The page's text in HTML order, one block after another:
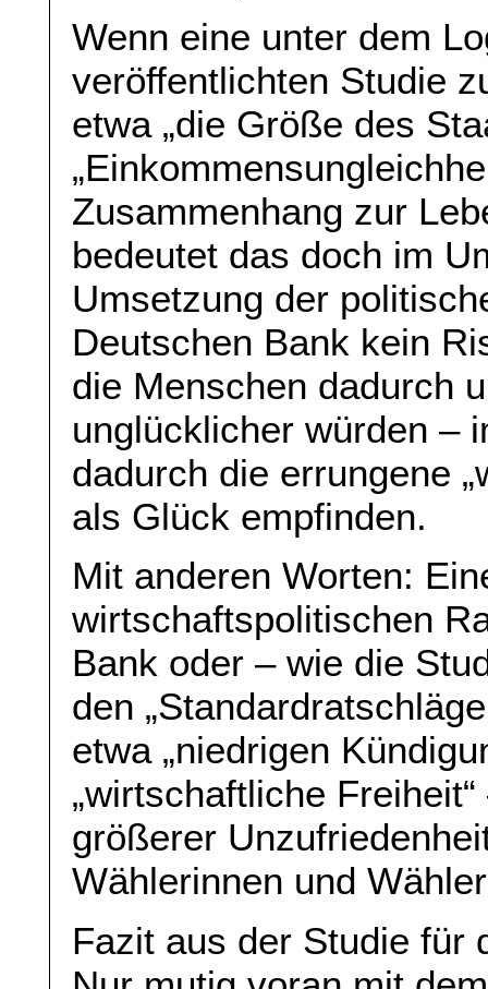
Wenn eine unter dem
veröffentlichten Studie
etwa „die Größe des
Zusammenhang zur
bedeutet das doch im
Umsetzung der
Deutschen Bank kein
die Menschen dadurch
unglücklicher würden –
dadurch die errungene
als Glück empfinden.
Mit anderen Worten:
wirtschaftspolitischen
Bank oder – wie die
den
etwa „niedrigen
„wirtschaftliche
größerer
Wählerinnen und
Fazit aus der Studie für